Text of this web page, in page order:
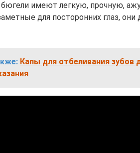
имеют легкую, прочную,
для посторонних глаз,
Капы для отбеливания